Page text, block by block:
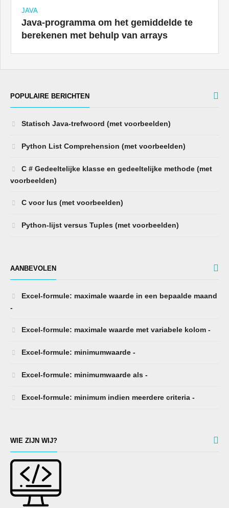
JAVA
Java-programma om het gemiddelde te
berekenen met behulp van arrays
POPULAIRE BERICHTEN
Statisch Java-trefwoord (met voorbeelden)
Python List Comprehension (met voorbeelden)
C # Gedeeltelijke klasse en gedeeltelijke methode (met
voorbeelden)
C voor lus (met voorbeelden)
Python-lijst versus Tuples (met voorbeelden)
AANBEVOLEN
Excel-formule: maximale waarde in een bepaalde maand
-
Excel-formule: maximale waarde met variabele kolom -
Excel-formule: minimumwaarde -
Excel-formule: minimumwaarde als -
Excel-formule: minimum indien meerdere criteria -
WIE ZIJN WIJ?